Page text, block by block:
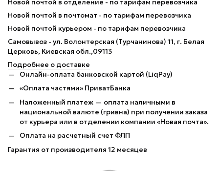
Новой почтой в отделение - по тарифам перевозчика
Новой почтой в почтомат - по тарифам перевозчика
Новой почтой курьером - по тарифам перевозчика
Самовывоз - ул. Волонтерская (Турчанинова) 11, г. Белая
Церковь, Киевская обл.,09113
Подробнее о доставке
Онлайн-оплата банковской картой (LiqPay)
«Оплата частями» ПриватБанка
Наложенный платеж — оплата наличными в
национальной валюте (гривна) при получении заказа
от курьера или в отделении компании «Новая почта».
Оплата на расчетный счет ФЛП
Гарантия от производителя 12 месяцев